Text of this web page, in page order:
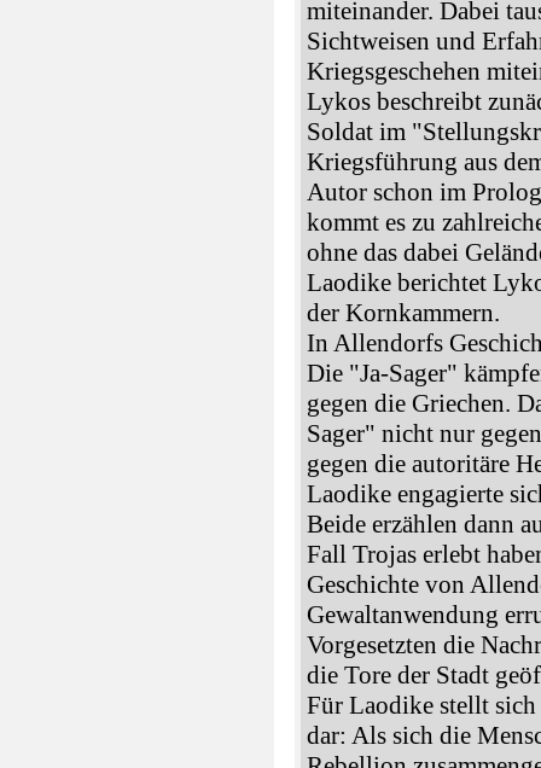
miteinander. Dabei
Sichtweisen und
Kriegsgeschehen
Lykos beschreibt
Soldat im
Kriegsführung aus
Autor schon im
kommt es zu
ohne das dabei
Laodike berichtet
der Kornkammern.
In Allendorfs
Die "Ja-Sager"
gegen die Griechen.
Sager" nicht nur
gegen die autoritäre
Laodike engagierte
Beide erzählen dann
Fall Trojas erlebt
Geschichte von
Gewaltanwendung
Vorgesetzten die
die Tore der Stadt
Für Laodike stellt
dar: Als sich die